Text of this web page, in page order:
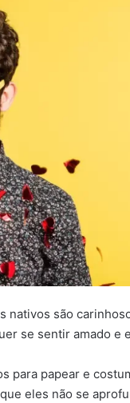
nativos são
se sentir amado e
para papear e
eles não se